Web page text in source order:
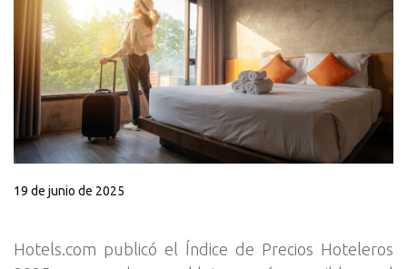
19 de junio de 2025
Hotels.com publicó el Índice de Precios Hoteleros